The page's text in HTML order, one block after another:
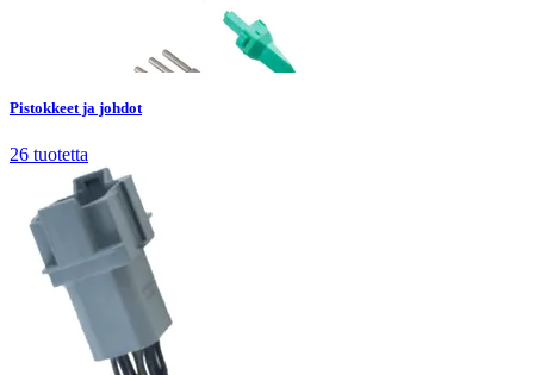
Pistokkeet ja johdot26 tuotetta
Pistokkeet ja johdot
26 tuotetta